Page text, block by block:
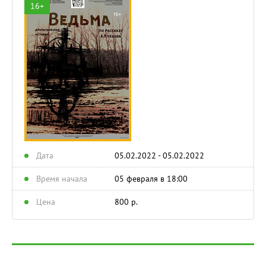
16+
Дата 05.02.2022 - 05.02.2022
Время начала 05 февраля в 18:00
Цена 800 р.